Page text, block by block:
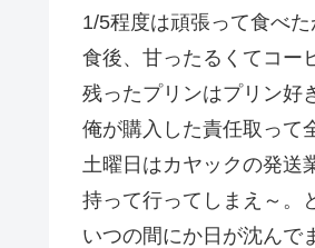
1/5程度は頑張って食べ
食後、甘ったるくてコー
残ったプリンはプリン好
俺が購入した責任取って
土曜日はカヤックの発送
持って行ってしまえ～。
いつの間にか日が沈んで